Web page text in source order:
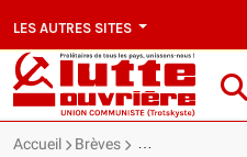
LES AUTRES SITES
Accueil Brèves Demandeurs